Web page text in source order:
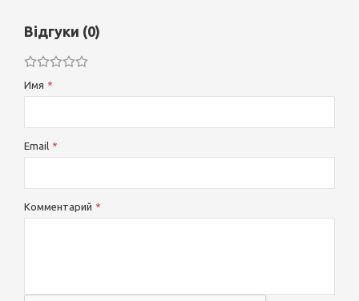
Відгуки (0)
Имя
Email
Комментарий